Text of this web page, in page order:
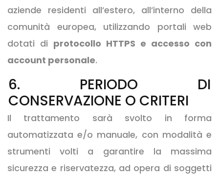
aziende residenti all’estero, all’interno della
comunità europea, utilizzando portali web
dotati di protocollo HTTPS e accesso con
account personale.
6. PERIODO DI
CONSERVAZIONE O CRITERI
Il trattamento sarà svolto in forma
automatizzata e/o manuale, con modalità e
strumenti volti a garantire la massima
sicurezza e riservatezza, ad opera di soggetti